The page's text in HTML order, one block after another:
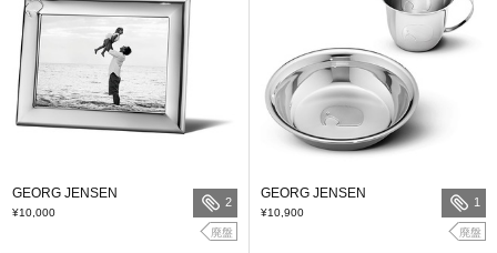
GEORG JENSEN
¥10,000
2
廃盤
GEORG JENSEN
¥10,900
1
廃盤